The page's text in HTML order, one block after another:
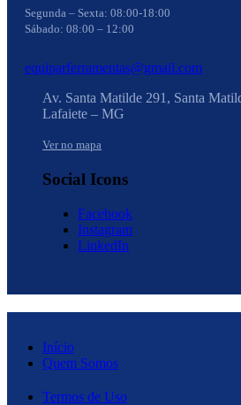
Segunda – Sexta: 08:00-18:00
Sábado: 08:00 – 12:00
equiparferramentas@gmail.com
Av. Santa Matilde 291, Santa
Lafaiete – MG
Ver no mapa
Social Icons
Facebook
Instagram
LinkedIn
Início
Quem Somos
Termos de Uso